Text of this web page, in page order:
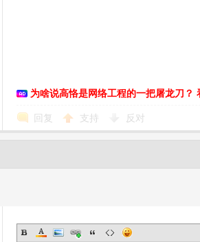
为啥说高恪是网络工程的一把屠龙刀？
回复 支持 反对